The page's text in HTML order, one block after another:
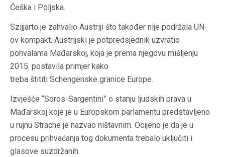
Češka i Poljska.
Szijjarto je zahvalio Austriji što također nije podržala UN-
ov kompakt. Austrijski je potpredsjednik uzvratio
pohvalama Mađarskoj, koja je prema njegovu mišljenju
2015. postavila primjer kako
treba štititi Schengenske granice Europe.
Izvješće “Soros-Sargentini” o stanju ljudskih prava u
Mađarskoj koje je u Europskom parlamentu predstavljeno
u rujnu Strache je nazvao ništavnim. Ocijeno je da je u
procesu prihvaćanja tog dokumenta trebalo uključiti i
glasove suzdržanih.